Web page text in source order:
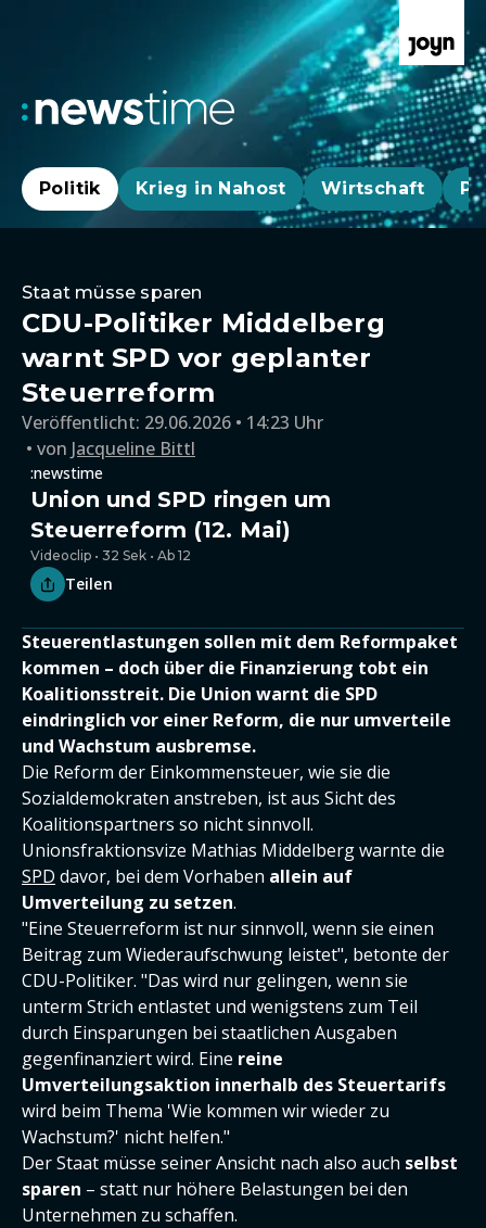
Politik Krieg in Nahost Wirtschaft
Staat müsse sparen
CDU-Politiker Middelberg
warnt SPD vor geplanter
Steuerreform
Veröffentlicht: 29.06.2026 • 14:23 Uhr
von Jacqueline Bittl
:newstime
Union und SPD ringen um
Steuerreform (12. Mai)
Videoclip • 32 Sek • Ab 12
Teilen
Steuerentlastungen sollen mit dem Reformpaket
kommen – doch über die Finanzierung tobt ein
Koalitionsstreit. Die Union warnt die SPD
eindringlich vor einer Reform, die nur umverteile
und Wachstum ausbremse.
Die Reform der Einkommensteuer, wie sie die
Sozialdemokraten anstreben, ist aus Sicht des
Koalitionspartners so nicht sinnvoll.
Unionsfraktionsvize Mathias Middelberg warnte die
SPD davor, bei dem Vorhaben allein auf
Umverteilung zu setzen.
"Eine Steuerreform ist nur sinnvoll, wenn sie einen
Beitrag zum Wiederaufschwung leistet", betonte der
CDU-Politiker. "Das wird nur gelingen, wenn sie
unterm Strich entlastet und wenigstens zum Teil
durch Einsparungen bei staatlichen Ausgaben
gegenfinanziert wird. Eine reine
Umverteilungsaktion innerhalb des Steuertarifs
wird beim Thema 'Wie kommen wir wieder zu
Wachstum?' nicht helfen."
Der Staat müsse seiner Ansicht nach also auch selbst
sparen – statt nur höhere Belastungen bei den
Unternehmen zu schaffen.